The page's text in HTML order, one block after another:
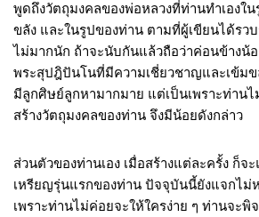
พูดถึงวัตถุมงคลของพ่อหลวงที่ท่านทำเองใน
ขลัง และในรูปของท่าน ตามที่ผู้เขียนได้รว
ไม่มากนัก ถ้าจะนับกันแล้วถือว่าค่อนข้างน้
พระสุปฎิปันโนที่มีความเชี่ยวชาญและเข้ม
มีลูกศิษย์ลูกหามากมาย แต่เป็นเพราะท่าน
สร้างวัตถุมงคลของท่าน จึงมีน้อยดังกล่าว
ส่วนตัวของท่านเอง เมื่อสร้างแต่ละครั้ง ก็
เหรียญรุ่นแรกของท่าน ปัจจุบันนี้ยังแจกไม่
เพราะท่านไม่ค่อยจะให้ใครง่าย ๆ ท่านจะ